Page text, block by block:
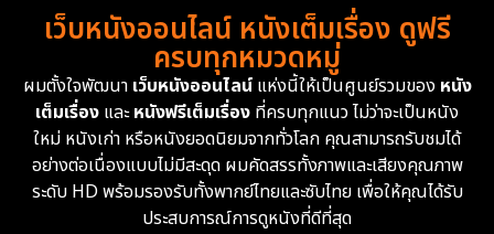
เว็บหนังออนไลน์ หนังเต็มเรื่อง ดูฟรี
ครบทุกหมวดหมู่
ผมตั้งใจพัฒนา เว็บหนังออนไลน์แห่งนี้ให้เป็นศูนย์รวมของ หนัง
เต็มเรื่อง และหนังฟรีเต็มเรื่อง ที่ครบทุกแนว ไม่ว่าจะเป็นหนัง
ใหม่ หนังเก่า หรือหนังยอดนิยมจากทั่วโลก คุณสามารถรับชมได้
อย่างต่อเนื่องแบบไม่มีสะดุด ผมคัดสรรทั้งภาพและเสียงคุณภาพ
ระดับ HD พร้อมรองรับทั้งพากย์ไทยและซับไทย เพื่อให้คุณได้รับ
ประสบการณ์การดูหนังที่ดีที่สุด